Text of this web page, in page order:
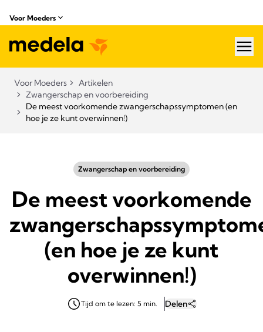
Voor Moeders
Voor Moeders
Artikelen
Zwangerschap en voorbereiding
De meest voorkomende zwangerschapssymptomen (en
hoe je ze kunt overwinnen!)
Zwangerschap en voorbereiding
De meest voorkomende
(en hoe je ze kunt
overwinnen!)
Tijd om te lezen: 5 min. Delen